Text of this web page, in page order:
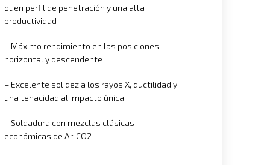
buen perfil de penetración y una alta
productividad
– Máximo rendimiento en las posiciones
horizontal y descendente
– Excelente solidez a los rayos X, ductilidad y
una tenacidad al impacto única
– Soldadura con mezclas clásicas
económicas de Ar-CO2